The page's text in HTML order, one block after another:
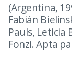
(Argentina,
Fabián
Pauls, Leticia
Fonzi. Apta